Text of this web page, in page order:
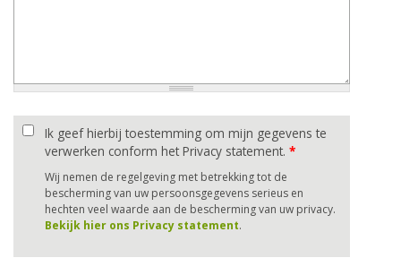
Ik geef hierbij toestemming om mijn gegevens te
verwerken conform het Privacy statement. *
Wij nemen de regelgeving met betrekking tot de
bescherming van uw persoonsgegevens serieus en
hechten veel waarde aan de bescherming van uw privacy.
Bekijk hier ons Privacy statement.